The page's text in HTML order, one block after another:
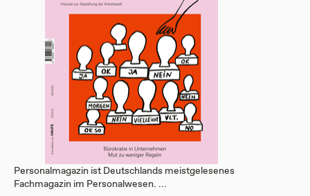
Personalmagazin ist Deutschlands meistgelesenes
Fachmagazin im Personalwesen. ...